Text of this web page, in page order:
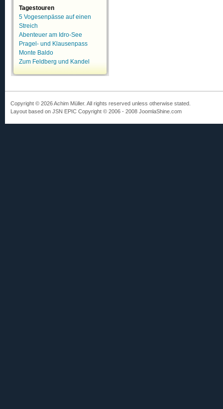
Tagestouren
5 Vogesenpässe auf einen
Streich
Abenteuer am Idro-See
Pragel- und Klausenpass
Monte Baldo
Zum Feldberg und Kandel
Copyright © 2026 Achim Müller. All rights reserved unless otherwise stated.
Layout based on JSN EPIC Copyright © 2006 - 2008 JoomlaShine.com